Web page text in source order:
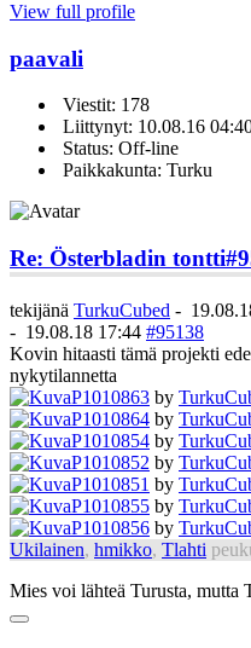
View full profile
paavali
Viestit: 178
Liittynyt: 10.08.16
Status: Off-line
Paikkakunta: Turku
Re: Österbladin tontti
tekijänä TurkuCubed -
- 19.08.18 17:44 #95138
Kovin hitaasti tämä projekti
nykytilannetta
P1010863 by
P1010864 by
P1010854 by
P1010852 by
P1010851 by
P1010855 by
P1010856 by
Ukilainen, hmikko, Tlahti
Mies voi lähteä Turusta, mutta